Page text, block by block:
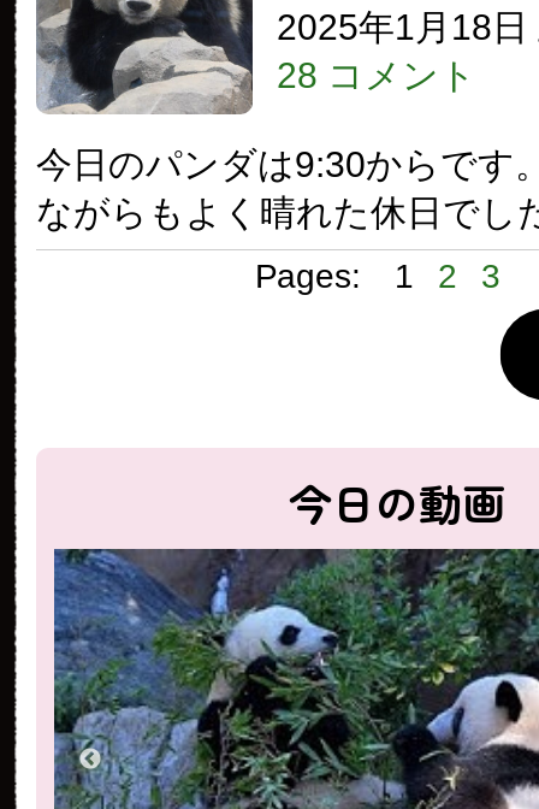
2025年1月18日
28 コメント
今日のパンダは9:30からです
ながらもよく晴れた休日でし
Pages: 1 2 3
今日の動画